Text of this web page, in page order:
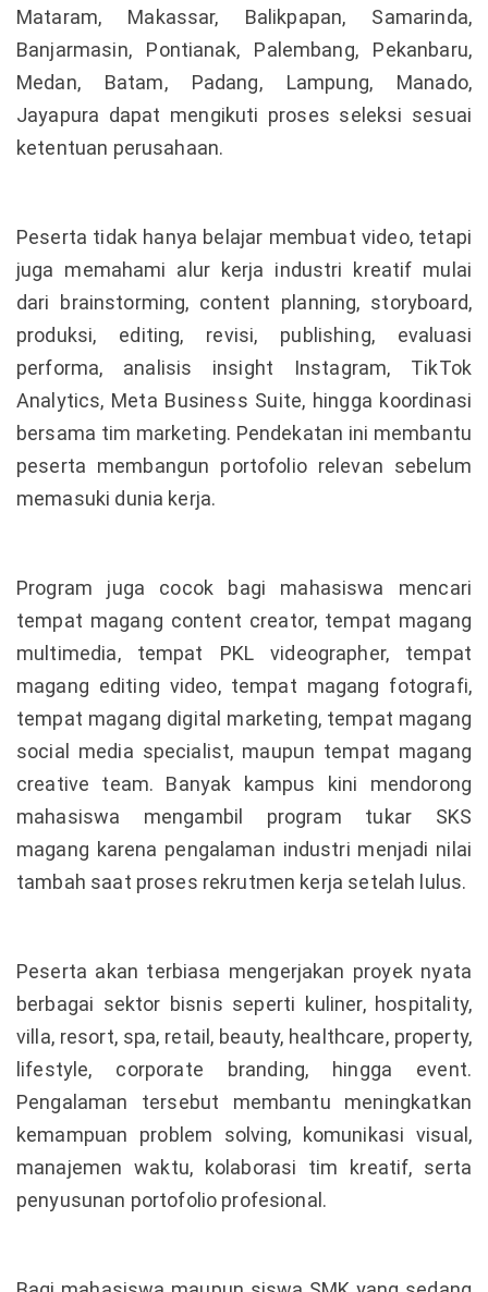
Mataram, Makassar, Balikpapan, Samarinda,
Banjarmasin, Pontianak, Palembang, Pekanbaru,
Medan, Batam, Padang, Lampung, Manado,
Jayapura dapat mengikuti proses seleksi sesuai
ketentuan perusahaan.
Peserta tidak hanya belajar membuat video, tetapi
juga memahami alur kerja industri kreatif mulai
dari brainstorming, content planning, storyboard,
produksi, editing, revisi, publishing, evaluasi
performa, analisis insight Instagram, TikTok
Analytics, Meta Business Suite, hingga koordinasi
bersama tim marketing. Pendekatan ini membantu
peserta membangun portofolio relevan sebelum
memasuki dunia kerja.
Program juga cocok bagi mahasiswa mencari
tempat magang content creator, tempat magang
multimedia, tempat PKL videographer, tempat
magang editing video, tempat magang fotografi,
tempat magang digital marketing, tempat magang
social media specialist, maupun tempat magang
creative team. Banyak kampus kini mendorong
mahasiswa mengambil program tukar SKS
magang karena pengalaman industri menjadi nilai
tambah saat proses rekrutmen kerja setelah lulus.
Peserta akan terbiasa mengerjakan proyek nyata
berbagai sektor bisnis seperti kuliner, hospitality,
villa, resort, spa, retail, beauty, healthcare, property,
lifestyle, corporate branding, hingga event.
Pengalaman tersebut membantu meningkatkan
kemampuan problem solving, komunikasi visual,
manajemen waktu, kolaborasi tim kreatif, serta
penyusunan portofolio profesional.